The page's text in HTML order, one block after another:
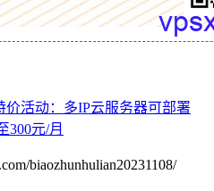
价活动：多IP云服务器可部署
300元/月
biaozhunhulian20231108/